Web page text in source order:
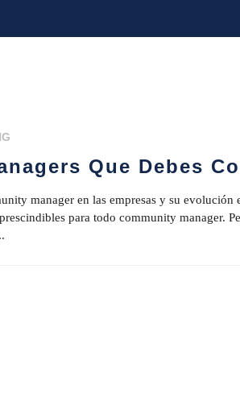
Que Debes
manager en las empresas y su evolución
para todo community manager.